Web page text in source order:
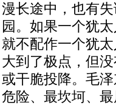
漫长途中，也有
园。如果一个犹
就不配作一个犹
大到了极点，但
或干脆投降。毛
危险、最坎坷、